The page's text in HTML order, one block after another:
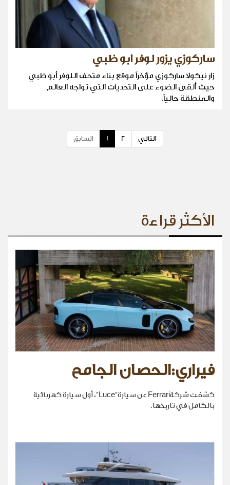
ساركوزي يزور لوفر ابو ظبي
زار نيكولا ساركوزي مؤخراً موقع بناء متحف اللوفر أبو ظبي
حيث ألقى الضوء على التحديات التي تواجه العالم
والمنطقة حالياً.
السابق 1 2 التالي
الأكثر قراءة
فيراري:الحصان الجامح
كشفت شركةFerrari عن سيارة“Luce”، أول سيارة كهربائية
بالكامل في تاريخها.